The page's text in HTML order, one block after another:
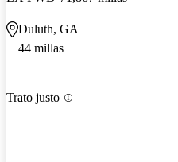
Duluth, GA
44 millas
Trato justo